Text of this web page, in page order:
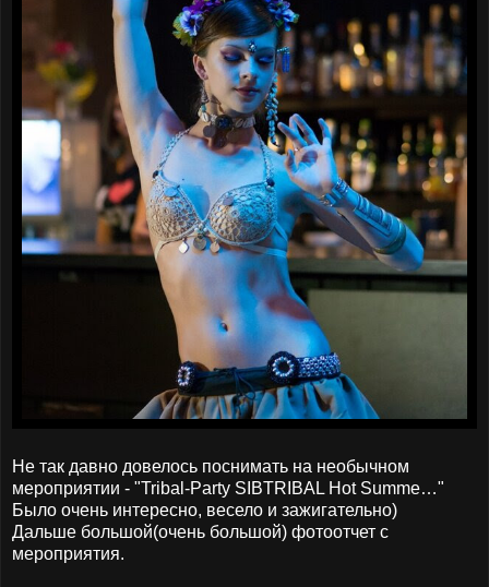
Не так давно довелось поснимать на необычном
мероприятии - "Tribal-Party SIBTRIBAL Hot Summe…"
Было очень интересно, весело и зажигательно)
Дальше большой(очень большой) фотоотчет с
мероприятия.